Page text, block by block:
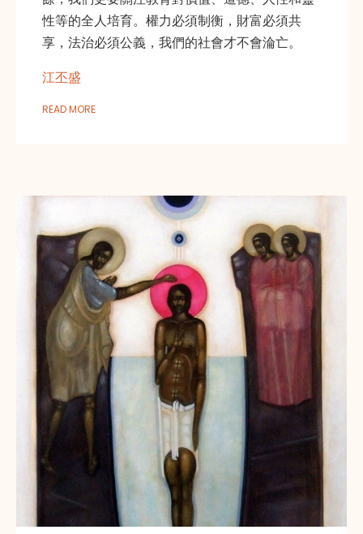
性等的全人培育。權力必須制衡，財富必須共
享，法治必須公義，我們的社會才不會淪亡。
江丕盛
READ MORE